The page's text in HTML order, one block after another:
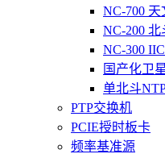
NC-700
NC-200 北
NC-300
国产化卫
单北斗
PTP交换机
PCIE授时板卡
频率基准源